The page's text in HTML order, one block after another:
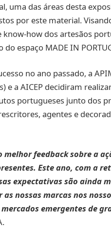
uma das áreas desta
por este material.
how dos artesãos
espaço MADE IN
no ano passado, a
e a AICEP decidiram
portugueses junto dos
agentes e
feedback sobre a
Este ano, com a
expectativas são ainda
nossas marcas nos
emergentes de